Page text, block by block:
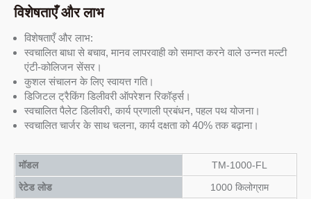
विशेषताएँ और लाभ
विशेषताएँ और लाभ:
स्वचालित बाधा से बचाव, मानव लापरवाही को समाप्त करने वाले उन्नत मल्टी
एंटी-कोलिजन सेंसर।
कुशल संचालन के लिए स्वायत्त गति।
डिजिटल ट्रैकिंग डिलीवरी ऑपरेशन रिकॉर्ड्स।
स्वचालित पैलेट डिलीवरी, कार्य प्रणाली प्रबंधन, पहल पथ योजना।
स्वचालित चार्जर के साथ चलना, कार्य दक्षता को 40% तक बढ़ाना।
मॉडल
TM-1000-FL
रेटेड लोड
1000 किलोग्राम